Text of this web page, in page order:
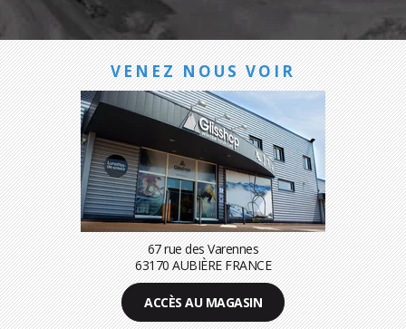
VENEZ NOUS VOIR
67 rue des Varennes
63170 AUBIÈRE FRANCE
ACCÈS AU MAGASIN